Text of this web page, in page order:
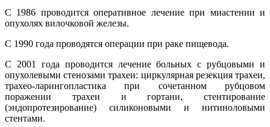
С 1986 проводится оперативное лечение при миастении и
опухолях вилочковой железы.
С 1990 года проводятся операции при раке пищевода.
С 2001 года проводится лечение больных с рубцовыми и
опухолевыми стенозами трахеи: циркулярная резекция трахеи,
трахео-ларингопластика при сочетанном рубцовом
поражении трахеи и гортани, стентирование
(эндопротезирование) силиконовыми и нитиноловыми
стентами.